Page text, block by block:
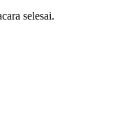
selesai.